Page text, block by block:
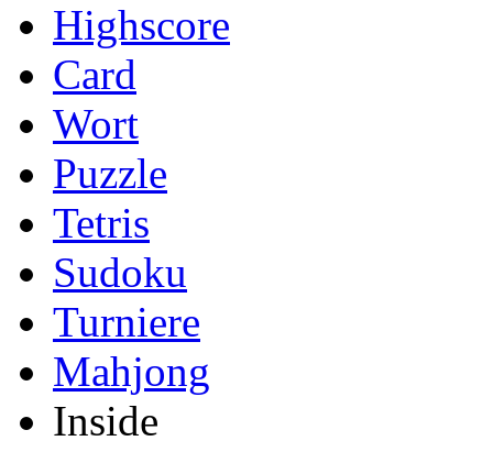
Highscore
Card
Wort
Puzzle
Tetris
Sudoku
Turniere
Mahjong
Inside